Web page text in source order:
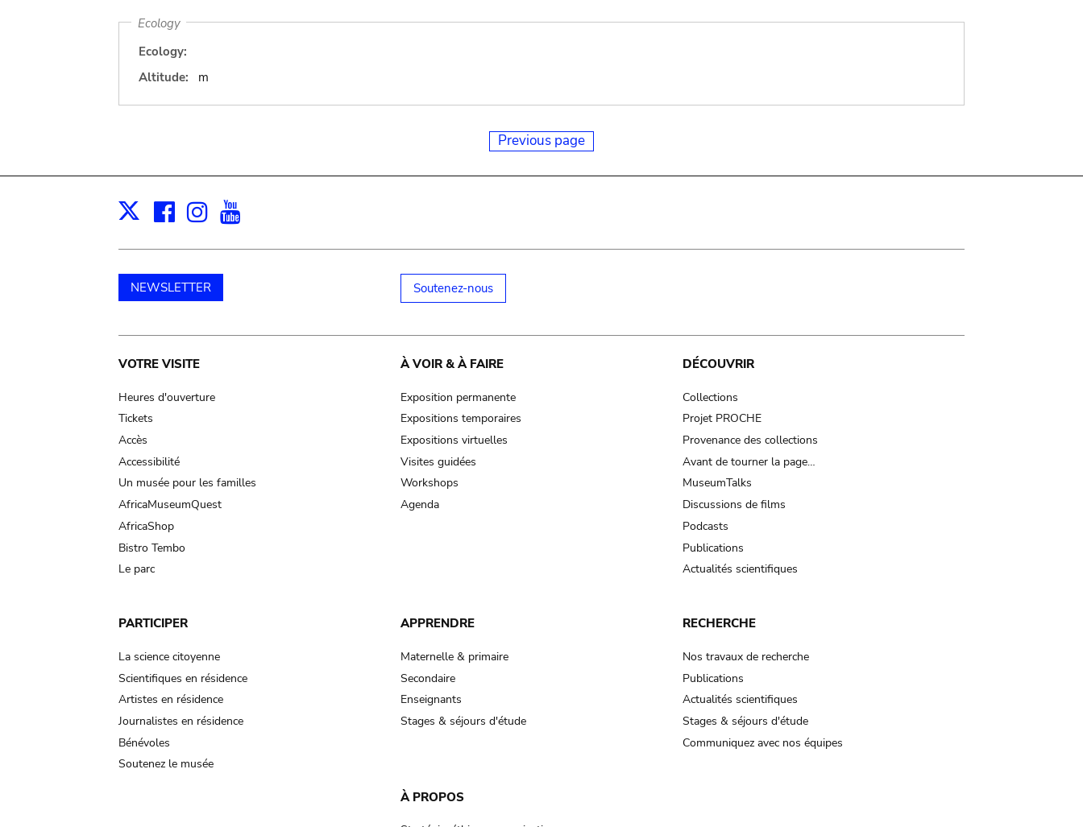
Ecology
Ecology:
Altitude:
m
Previous page
X Facebook
Instagram
NEWSLETTER Soutenez-nous
Main
navigation
VOTRE VISITE
Heures d'ouverture
Tickets
Accès
Accessibilité
Un musée pour les familles
AfricaMuseumQuest
AfricaShop
Bistro Tembo
Le parc
À VOIR & À FAIRE
Exposition permanente
Expositions temporaires
Expositions virtuelles
Visites guidées
Workshops
Agenda
DÉCOUVRIR
Collections
Projet PROCHE
Provenance des collections
Avant de tourner la page…
MuseumTalks
Discussions de films
Podcasts
Publications
Actualités scientifiques
PARTICIPER
La science citoyenne
Scientifiques en résidence
Artistes en résidence
Journalistes en résidence
Bénévoles
Soutenez le musée
APPRENDRE
Maternelle & primaire
Secondaire
Enseignants
Stages & séjours d'étude
RECHERCHE
Nos travaux de recherche
Publications
Actualités scientifiques
Stages & séjours d'étude
Communiquez avec nos équipes
À PROPOS